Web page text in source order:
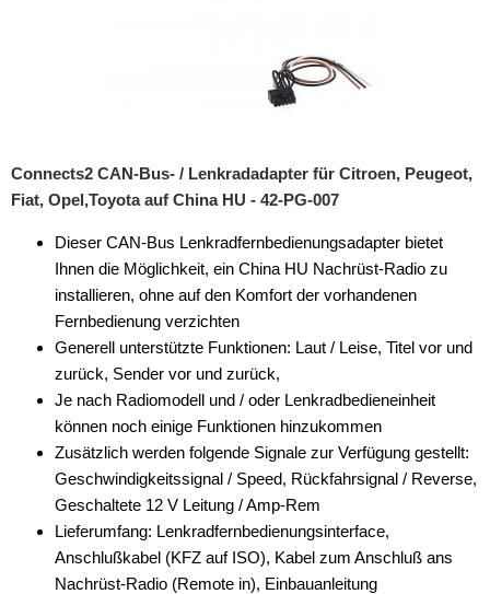
Antennenkabel
Antennenstab
Antennenstecker
Antennenverstärker
Antennenzubehör
Aux-In-Adapter
Bluetooth
CAN-BUS-Adapter
für Alfa Romeo
Connects2 CAN-Bus- / Lenkradadapter für Citroen, Peugeot,
Fiat, Opel,Toyota auf China HU - 42-PG-007
Dieser CAN-Bus Lenkradfernbedienungsadapter bietet
Ihnen die Möglichkeit, ein China HU Nachrüst-Radio zu
installieren, ohne auf den Komfort der vorhandenen
Fernbedienung verzichten
Generell unterstützte Funktionen: Laut / Leise, Titel vor und
zurück, Sender vor und zurück,
Je nach Radiomodell und / oder Lenkradbedieneinheit
können noch einige Funktionen hinzukommen
Zusätzlich werden folgende Signale zur Verfügung gestellt:
Geschwindigkeitssignal / Speed, Rückfahrsignal / Reverse,
Geschaltete 12 V Leitung / Amp-Rem
Lieferumfang: Lenkradfernbedienungsinterface,
Anschlußkabel (KFZ auf ISO), Kabel zum Anschluß ans
Nachrüst-Radio (Remote in), Einbauanleitung